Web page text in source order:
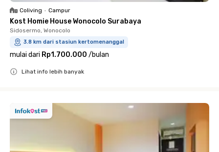
Coliving • Campur
Kost Homie House Wonocolo Surabaya
Sidosermo, Wonocolo
3.8 km dari stasiun kertomenanggal
mulai dari Rp1.700.000 /bulan
Lihat info lebih banyak